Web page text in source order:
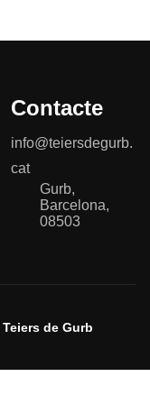
Contacte
info@teiersdegurb.
cat
Gurb,
Barcelona,
08503
Teiers de Gurb